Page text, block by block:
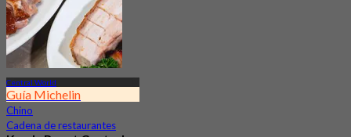
Central World
Guía Michelin
Chino
Cadena de restaurantes